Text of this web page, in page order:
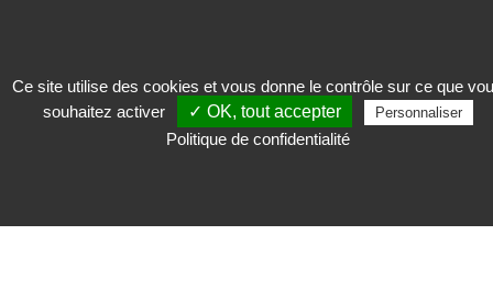
Protection et nettoyage>Masque
Ce site utilise des cookies et vous donne le contrôle sur ce que
souhaitez activer
✓ OK, tout accepter Personnaliser
Politique de confidentialité